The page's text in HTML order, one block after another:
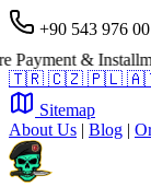
+90 543 976 00
& Installment
🇹🇷 🇨🇿 🇵🇱
Sitemap
About Us | Blog |